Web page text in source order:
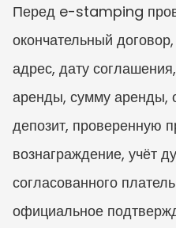
Перед e-stamping
окончательный
адрес, дату
аренды, сумму аренды,
депозит, проверенную
вознаграждение, учёт
согласованного
официальное